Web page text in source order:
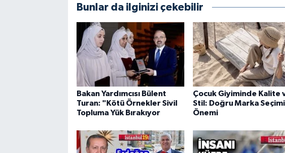
Bunlar da ilginizi çekebilir
Bakan Yardımcısı Bülent
Turan: "Kötü Örnekler Sivil
Topluma Yük Bırakıyor
Çocuk Giyiminde Kalite
Stil: Doğru Marka
Önemi